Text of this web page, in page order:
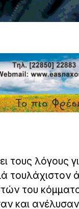
τους λόγους
τουλάχιστον
του
και